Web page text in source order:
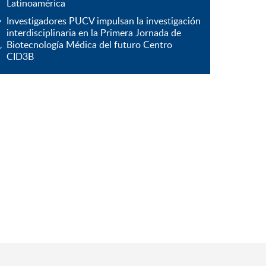
Latinoamérica
Investigadores PUCV impulsan la investigación
interdisciplinaria en la Primera Jornada de
Biotecnología Médica del futuro Centro
CID3B